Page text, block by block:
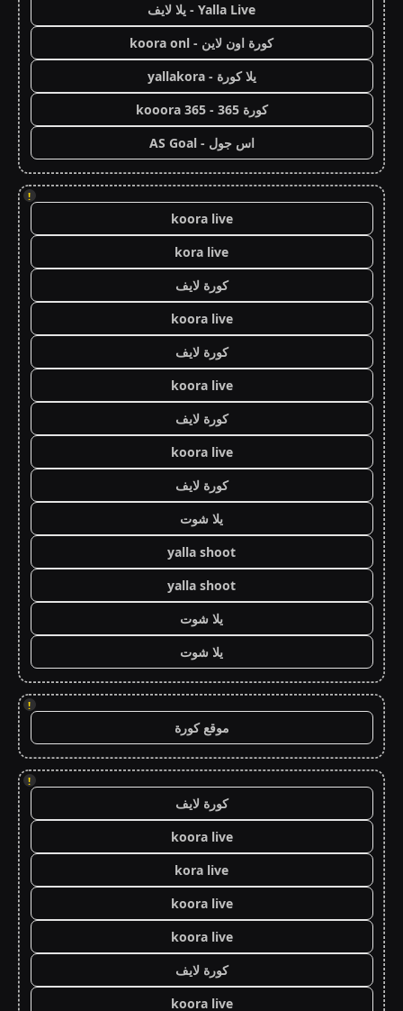
Yalla Live - يلا لايف
كورة اون لاين - koora onl
يلا كورة - yallakora
كورة 365 - kooora 365
اس جول - AS Goal
!
koora live
kora live
كورة لايف
koora live
كورة لايف
koora live
كورة لايف
koora live
كورة لايف
يلا شوت
yalla shoot
yalla shoot
يلا شوت
يلا شوت
!
موقع كورة
!
كورة لايف
koora live
kora live
koora live
koora live
كورة لايف
koora live